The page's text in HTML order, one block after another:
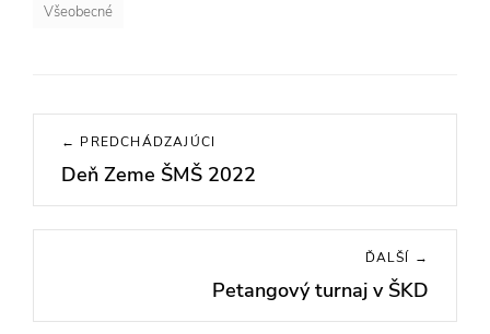
Všeobecné
Navigácia
článku
← PREDCHÁDZAJÚCI
Previous
post:
Deň Zeme ŠMŠ 2022
ĎALŠÍ →
post:
Petangový turnaj v ŠKD